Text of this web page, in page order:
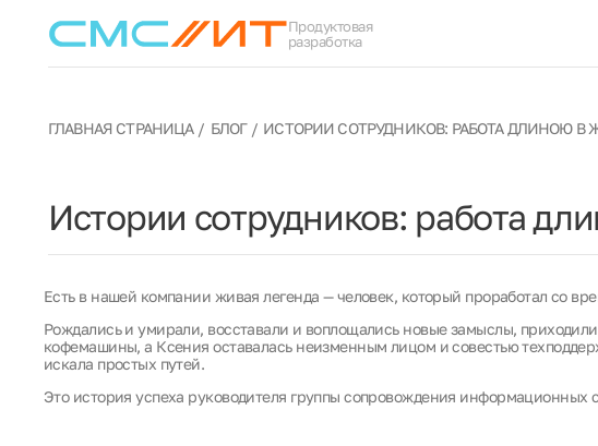
Продуктовая
разработка
ГЛАВНАЯ СТРАНИЦА БЛОГ ИСТОРИИ СОТРУДНИКОВ: РАБОТА ДЛИНОЮ В
Истории сотрудников: работа
Есть в нашей компании живая легенда — человек, который проработал со
Рождались и умирали, восставали и воплощались новые замыслы,
кофемашины, а Ксения оставалась неизменным лицом и совестью
искала простых путей.
Это история успеха руководителя группы сопровождения